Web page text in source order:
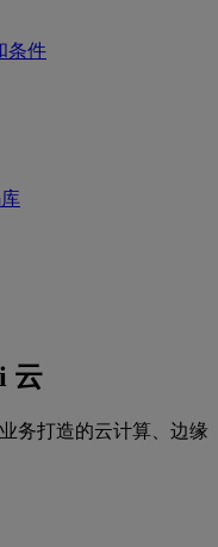
条件
云
务打造的云计算、边缘